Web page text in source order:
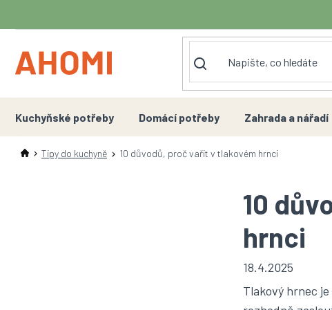
obsah
Kuchyňské potřeby Domácí potřeby Zahrada a nářadí
Tipy do kuchyně 10 důvodů, proč vařit v tlakovém hrnci
10
hrnci
18.4.2025
Tlakový hrnec